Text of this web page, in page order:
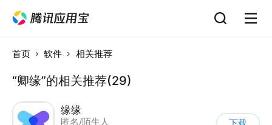
首页 软件 相关推荐
“卿缘”的相关推荐(29)
缘缘
匿名/陌生人
下载